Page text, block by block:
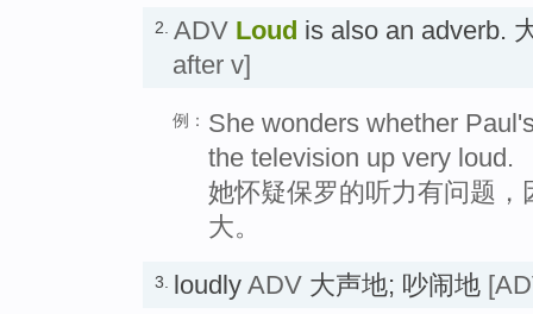
2. ADV Loud is also an adverb.
after v]
例： She wonders whether
the television up very loud.
她怀疑保罗的听力有问题
大。
3. loudly ADV 大声地; 吵闹地